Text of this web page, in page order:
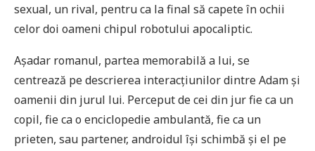
sexual, un rival, pentru ca la final să capete în ochii
celor doi oameni chipul robotului apocaliptic.
Așadar romanul, partea memorabilă a lui, se
centrează pe descrierea interacțiunilor dintre Adam și
oamenii din jurul lui. Perceput de cei din jur fie ca un
copil, fie ca o enciclopedie ambulantă, fie ca un
prieten, sau partener, androidul își schimbă și el pe